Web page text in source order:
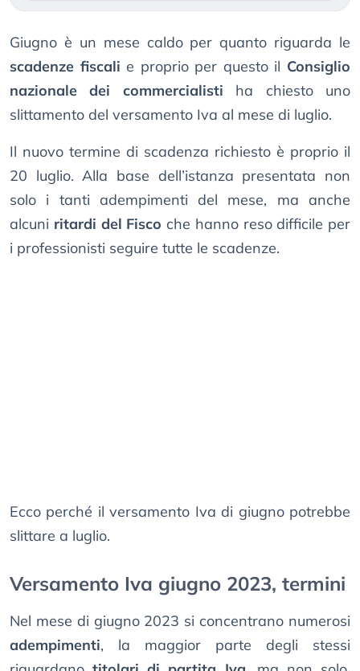
Giugno è un mese caldo per quanto riguarda le
scadenze fiscali e proprio per questo il Consiglio
nazionale dei commercialisti ha chiesto uno
slittamento del versamento Iva al mese di luglio.
Il nuovo termine di scadenza richiesto è proprio il
20 luglio. Alla base dell’istanza presentata non
solo i tanti adempimenti del mese, ma anche
alcuni ritardi del Fisco che hanno reso difficile per
i professionisti seguire tutte le scadenze.
Ecco perché il versamento Iva di giugno potrebbe
slittare a luglio.
Versamento Iva giugno 2023, termini
Nel mese di giugno 2023 si concentrano numerosi
adempimenti, la maggior parte degli stessi